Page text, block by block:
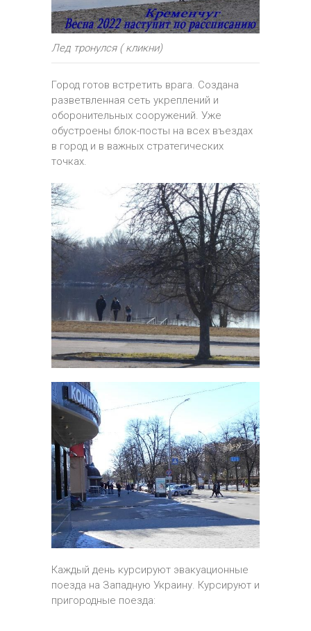
Лед тронулся ( кликни)
Город готов встретить врага. Создана
разветвленная сеть укреплений и
оборонительных сооружений. Уже
обустроены блок-посты на всех въездах
в город и в важных стратегических
точках.
Каждый день курсируют эвакуационные
поезда на Западную Украину. Курсируют и
пригородные поезда: